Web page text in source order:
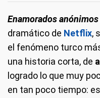
Enamorados anónimos
dramático de Netflix,
el fenómeno turco
una historia corta, de
logrado lo que muy
en tan poco tiempo: